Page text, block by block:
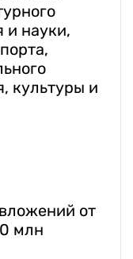
и науки,
культуры и
от
млн